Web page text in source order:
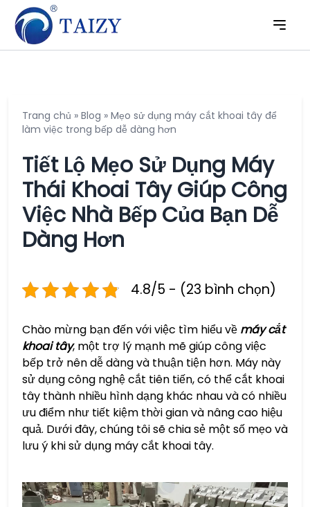
Trang chủ » Blog » Mẹo sử dụng máy cắt khoai tây để
làm việc trong bếp dễ dàng hơn
Tiết Lộ Mẹo Sử Dụng Máy
Thái Khoai Tây Giúp Công
Việc Nhà Bếp Của Bạn Dễ
Dàng Hơn
4.8/5 - (23 bình chọn)
Chào mừng bạn đến với việc tìm hiểu về máy cắt
khoai tây, một trợ lý mạnh mẽ giúp công việc
bếp trở nên dễ dàng và thuận tiện hơn. Máy này
sử dụng công nghệ cắt tiên tiến, có thể cắt khoai
tây thành nhiều hình dạng khác nhau và có nhiều
ưu điểm như tiết kiệm thời gian và nâng cao hiệu
quả. Dưới đây, chúng tôi sẽ chia sẻ một số mẹo và
lưu ý khi sử dụng máy cắt khoai tây.